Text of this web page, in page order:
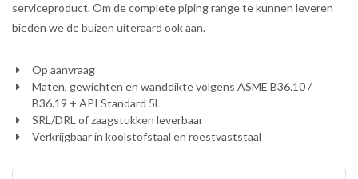
serviceproduct. Om de complete piping range te kunnen leveren
bieden we de buizen uiteraard ook aan.
Op aanvraag
Maten, gewichten en wanddikte volgens ASME B36.10 /
B36.19 + API Standard 5L
SRL/DRL of zaagstukken leverbaar
Verkrijgbaar in koolstofstaal en roestvaststaal